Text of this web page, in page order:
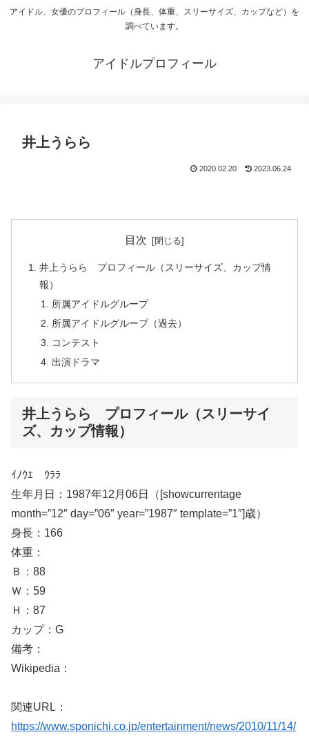
アイドル、女優のプロフィール（身長、体重、スリーサイズ、カップなど）を
調べています。
アイドルプロフィール
井上うらら
2020.02.20 2023.06.24
目次
井上うらら プロフィール（スリーサイズ、カップ情
報）
所属アイドルグループ
所属アイドルグループ（過去）
コンテスト
出演ドラマ
井上うらら プロフィール（スリーサイ
ズ、カップ情報）
ｲﾉｳｴ ｳﾗﾗ
生年月日：1987年12月06日（[showcurrentage
month=”12″ day=”06″ year=”1987″ template=”1″]歳）
身長：166
体重：
Ｂ：88
Ｗ：59
Ｈ：87
カップ：G
備考：
Wikipedia：
関連URL：
https://www.sponichi.co.jp/entertainment/news/2010/11/14/